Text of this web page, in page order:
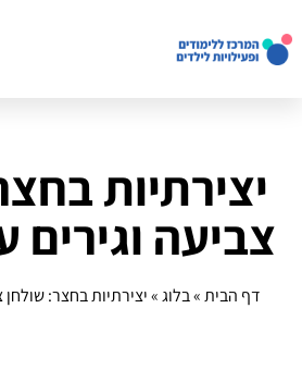
יצירתיות
צביעה וגירים
דף הבית»בלוג»יצירתיות בחצר: שולחן